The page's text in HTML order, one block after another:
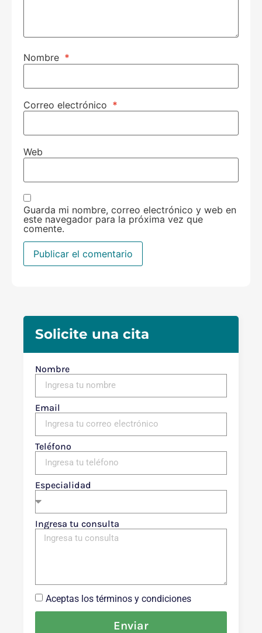
Nombre *
Correo electrónico *
Web
Guarda mi nombre, correo electrónico y web en
este navegador para la próxima vez que
comente.
Solicite una cita
Nombre
Email
Teléfono
Especialidad
Ingresa tu consulta
Aceptas los términos y condiciones
Enviar